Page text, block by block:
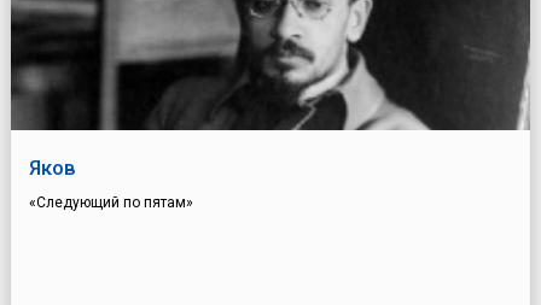
Яков
«Следующий по пятам»